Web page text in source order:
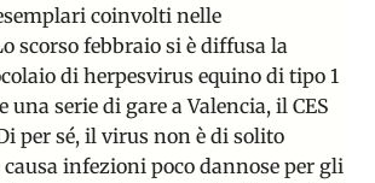
coinvolti nelle
scorso febbraio si è diffusa la
di herpesvirus equino di tipo 1
una serie di gare a Valencia, il CES
per sé, il virus non è di solito
causa infezioni poco dannose per gli